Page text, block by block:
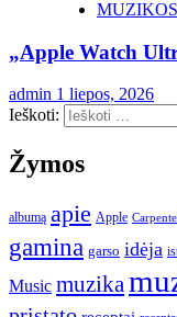
„Apple Watch
admin 1 liepos, 2026
Ieškoti:
Žymos
albumą apie Apple
gamina garso idėja
Music muzika